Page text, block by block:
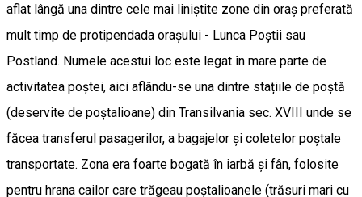
aflat lângă una dintre cele mai liniştite zone din oraş preferată
mult timp de protipendada oraşului - Lunca Poştii sau
Postland. Numele acestui loc este legat în mare parte de
activitatea poştei, aici aflându-se una dintre stațiile de poștă
(deservite de poștalioane) din Transilvania sec. XVIII unde se
făcea transferul pasagerilor, a bagajelor și coletelor poștale
transportate. Zona era foarte bogată în iarbă și fân, folosite
pentru hrana cailor care trăgeau poștalioanele (trăsuri mari cu